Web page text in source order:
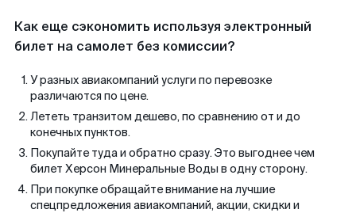
Как еще сэкономить используя электронный
билет на самолет без комиссии?
У разных авиакомпаний услуги по перевозке
различаются по цене.
Лететь транзитом дешево, по сравнению от и до
конечных пунктов.
Покупайте туда и обратно сразу. Это выгоднее чем
билет Херсон Минеральные Воды в одну сторону.
При покупке обращайте внимание на лучшие
спецпредложения авиакомпаний, акции, скидки и